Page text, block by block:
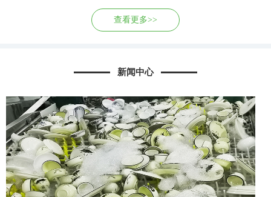
查看更多>>
新闻中心